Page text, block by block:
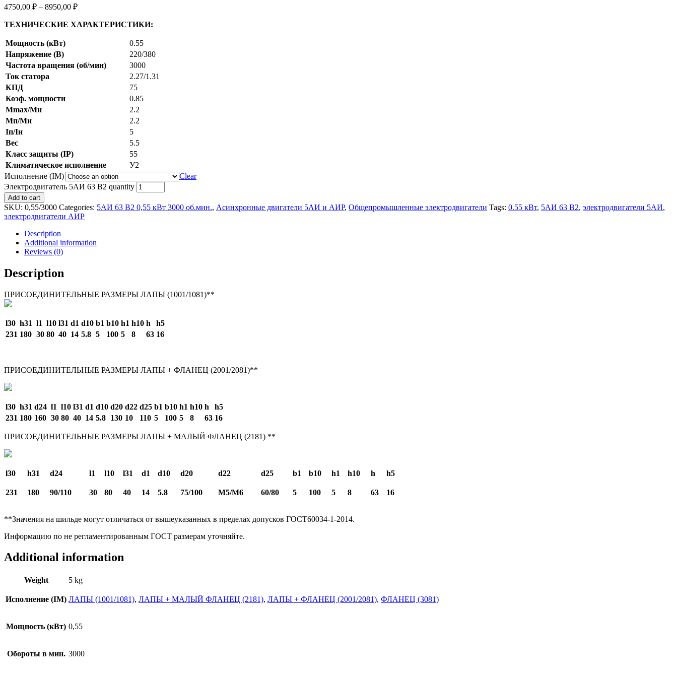
4750,00 ₽ – 8950,00 ₽
ТЕХНИЧЕСКИЕ ХАРАКТЕРИСТИКИ:
Мощность (кВт)
0.55
Напряжение (В)
220/380
Частота вращения (об/мин)
3000
Ток статора
2.27/1.31
КПД
75
Коэф. мощности
0.85
Mmax/Mн
2.2
Мп/Мн
2.2
Iп/Iн
5
Вес
5.5
Класс защиты (IP)
55
Климатическое исполнение
У2
Исполнение (IM)
Clear
Электродвигатель 5АИ 63 В2 quantity
Add to cart
SKU: 0,55/3000 Categories: 5АИ 63 В2 0,55 кВт 3000 об.мин., Асинхронные двигатели 5АИ и АИР, Общепромышленные электродвигатели Tags: 0.55 кВт, 5АИ 63 В2, электродвигатели 5АИ,
электродвигатели АИР
Description
Additional information
Reviews (0)
Description
ПРИСОЕДИНИТЕЛЬНЫЕ РАЗМЕРЫ ЛАПЫ (1001/1081)**
l30 h31 l1 l10 l31 d1 d10 b1 b10 h1 h10 h
h5
231 180 30 80 40 14 5.8 5 100 5 8 63 16
ПРИСОЕДИНИТЕЛЬНЫЕ РАЗМЕРЫ ЛАПЫ + ФЛАНЕЦ (2001/2081)**
l30 h31 d24 l1 l10 l31 d1 d10 d20 d22 d25 b1 b10 h1 h10 h
h5
231 180 160 30 80 40 14 5.8 130 10 110 5 100 5 8 63 16
ПРИСОЕДИНИТЕЛЬНЫЕ РАЗМЕРЫ ЛАПЫ + МАЛЫЙ ФЛАНЕЦ (2181) **
l30 h31 d24 l1 l10 l31 d1 d10 d20 d22 d25 b1 b10 h1 h10 h h5
231 180 90/110 30 80 40 14 5.8 75/100 M5/М6 60/80 5 100 5 8 63 16
**Значения на шильде могут отличаться от вышеуказанных в пределах допусков ГОСТ60034-1-2014.
Информацию по не регламентированным ГОСТ размерам уточняйте.
Additional information
Weight 5 kg
Исполнение (IM) ЛАПЫ (1001/1081), ЛАПЫ + МАЛЫЙ ФЛАНЕЦ (2181), ЛАПЫ + ФЛАНЕЦ (2001/2081), ФЛАНЕЦ (3081)
Мощность (кВт) 0,55
Обороты в мин. 3000